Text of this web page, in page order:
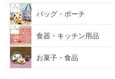
バッグ・ポーチ
食器・キッチン用品
お菓子・食品